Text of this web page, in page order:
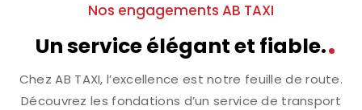
Nos engagements AB TAXI
Un service élégant et fiable.
Chez AB TAXI, l’excellence est notre feuille de route.
Découvrez les fondations d’un service de transport